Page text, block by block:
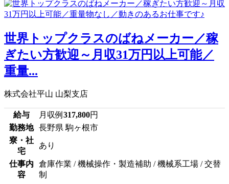
世界トップクラスのばねメーカー／稼
ぎたい方歓迎～月収31万円以上可能／
重量...
株式会社平山 山梨支店
給与 月収例 317,800円
勤務地
長野県 駒ヶ根市
寮・社
宅
あり
仕事内
容
倉庫作業 / 機械操作・製造補助 / 機械系工場 / 交替
制